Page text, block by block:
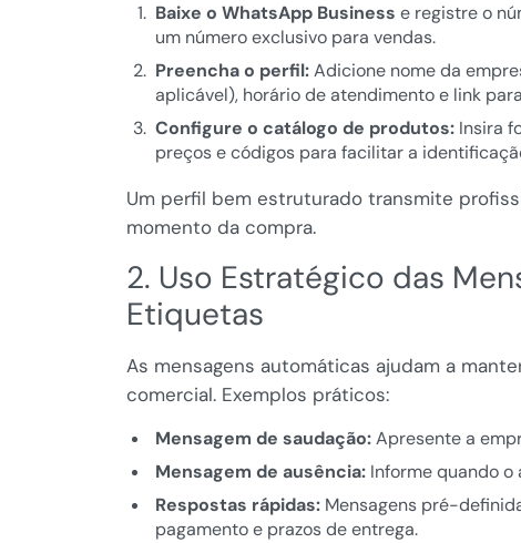
Baixe o WhatsApp Business e registre o
um número exclusivo para vendas.
Preencha o perfil:Adicione nome da
aplicável), horário de atendimento e link
Configure o catálogo de produtos:Insira
preços e códigos para facilitar a
Um perfil bem estruturado transmite
momento da compra.
2. Uso Estratégico das
Etiquetas
As mensagens automáticas ajudam a
comercial. Exemplos práticos:
Mensagem de saudação:Apresente a
Mensagem de ausência:Informe quando o
Respostas rápidas:Mensagens pré-
pagamento e prazos de entrega.